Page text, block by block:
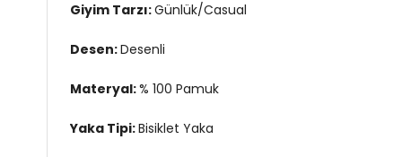
Giyim Tarzı:Günlük/Casual
Desen:Desenli
Materyal:% 100 Pamuk
Yaka Tipi:Bisiklet Yaka